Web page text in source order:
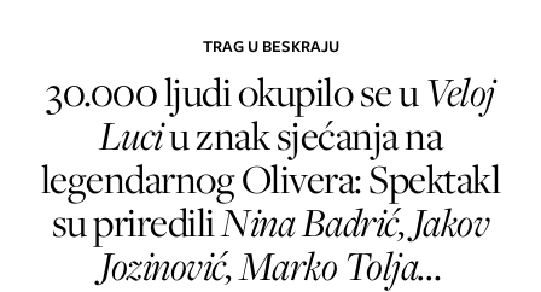
TRAG U BESKRAJU
30.000 ljudi okupilo se uVeloj
Luciu znak sjećanja na
legendarnog Olivera: Spektakl
su prirediliNina Badrić, Jakov
Jozinović, Marko Tolja...